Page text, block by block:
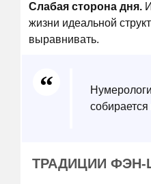
Слабая сторона дня.
жизни идеальной
выравнивать.
ТРАДИЦИИ